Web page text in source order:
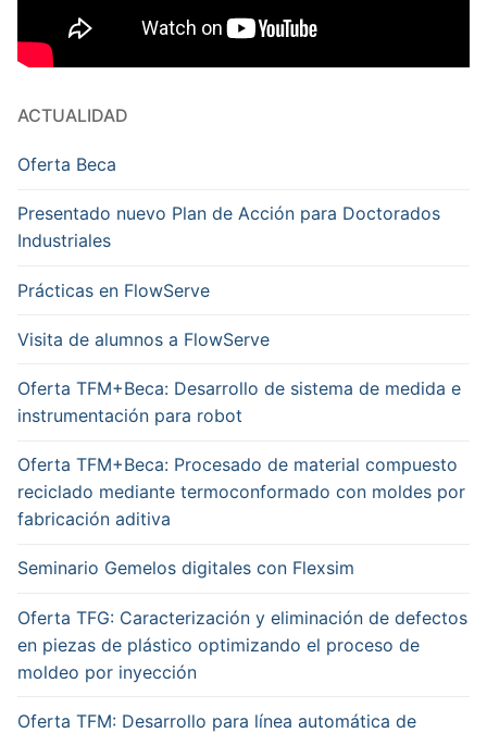
ACTUALIDAD
Oferta Beca
Presentado nuevo Plan de Acción para Doctorados
Industriales
Prácticas en FlowServe
Visita de alumnos a FlowServe
Oferta TFM+Beca: Desarrollo de sistema de medida e
instrumentación para robot
Oferta TFM+Beca: Procesado de material compuesto
reciclado mediante termoconformado con moldes por
fabricación aditiva
Seminario Gemelos digitales con Flexsim
Oferta TFG: Caracterización y eliminación de defectos
en piezas de plástico optimizando el proceso de
moldeo por inyección
Oferta TFM: Desarrollo para línea automática de